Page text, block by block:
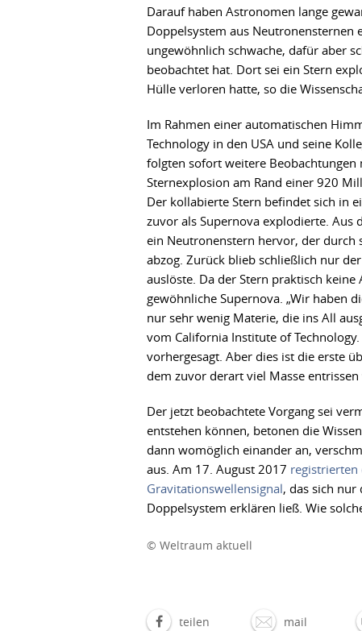
Darauf haben Astronomen lange
Doppelsystem aus Neutronensternen
ungewöhnlich schwache, dafür aber
beobachtet hat. Dort sei ein Stern
Hülle verloren hatte, so die
Im Rahmen einer automatischen
Technology in den USA und seine
folgten sofort weitere
Sternexplosion am Rand einer 920
Der kollabierte Stern befindet sich in
zuvor als Supernova explodierte. Aus
ein Neutronenstern hervor, der durch
abzog. Zurück blieb schließlich nur
auslöste. Da der Stern praktisch
gewöhnliche Supernova. „Wir haben
nur sehr wenig Materie, die ins All
vom California Institute of
vorhergesagt. Aber dies ist die erste
dem zuvor derart viel Masse entrissen
Der jetzt beobachtete Vorgang sei
entstehen können, betonen die
dann womöglich einander an,
aus. Am 17. August 2017 registrierten
Gravitationswellensignal, das sich nur
Doppelsystem erklären ließ. Wie
© Weltraum aktuell
teilen mail